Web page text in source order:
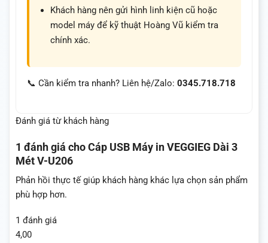
Khách hàng nên gửi hình linh kiện cũ hoặc
model máy để kỹ thuật Hoàng Vũ kiểm tra
chính xác.
📞 Cần kiểm tra nhanh? Liên hệ/Zalo: 0345.718.718
Đánh giá từ khách hàng
1 đánh giá choCáp USB Máy in VEGGIEG Dài 3
Mét V-U206
Phản hồi thực tế giúp khách hàng khác lựa chọn sản phẩm
phù hợp hơn.
1 đánh giá
4,00